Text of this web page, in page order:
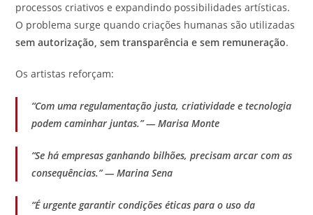
processos criativos e expandindo possibilidades artísticas.
O problema surge quando criações humanas são utilizadas
sem autorização, sem transparência e sem remuneração.
Os artistas reforçam:
“Com uma regulamentação justa, criatividade e tecnologia
podem caminhar juntas.” — Marisa Monte
“Se há empresas ganhando bilhões, precisam arcar com as
consequências.” — Marina Sena
“É urgente garantir condições éticas para o uso da